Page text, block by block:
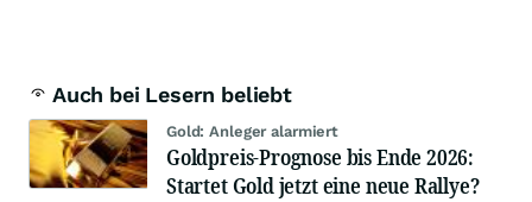
Auch bei Lesern beliebt
Gold: Anleger alarmiert
Goldpreis-Prognose bis Ende 2026:
Startet Gold jetzt eine neue Rallye?